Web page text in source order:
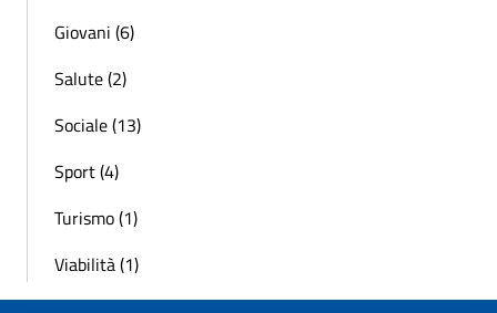
Giovani (6)
Salute (2)
Sociale (13)
Sport (4)
Turismo (1)
Viabilità (1)